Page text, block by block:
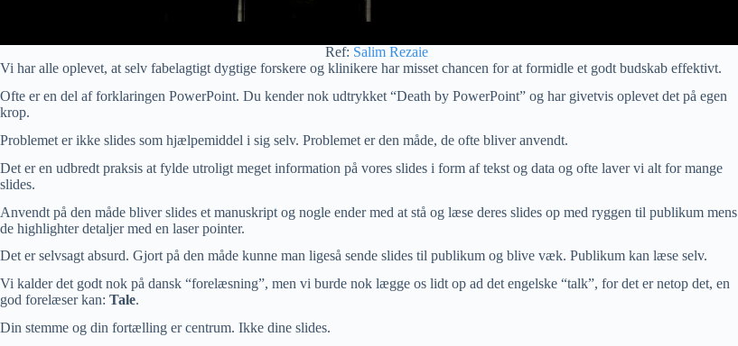
Ref: Salim Rezaie
Vi har alle oplevet, at selv fabelagtigt dygtige forskere og klinikere har misset chancen for at formidle et godt budskab effektivt.
Ofte er en del af forklaringen PowerPoint. Du kender nok udtrykket “Death by PowerPoint” og har givetvis oplevet det på egen
krop.
Problemet er ikke slides som hjælpemiddel i sig selv. Problemet er den måde, de ofte bliver anvendt.
Det er en udbredt praksis at fylde utroligt meget information på vores slides i form af tekst og data og ofte laver vi alt for mange
slides.
Anvendt på den måde bliver slides et manuskript og nogle ender med at stå og læse deres slides op med ryggen til publikum mens
de highlighter detaljer med en laser pointer.
Det er selvsagt absurd. Gjort på den måde kunne man ligeså sende slides til publikum og blive væk. Publikum kan læse selv.
Vi kalder det godt nok på dansk “forelæsning”, men vi burde nok lægge os lidt op ad det engelske “talk”, for det er netop det, en
god forelæser kan: Tale.
Din stemme og din fortælling er centrum. Ikke dine slides.